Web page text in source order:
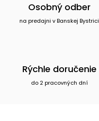
Osobný odber
na predajni v Banskej Bystrici
Rýchle doručenie
do 2 pracovných dní